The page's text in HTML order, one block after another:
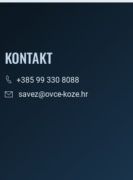
KONTAKT
+385 99 330 8088
savez@ovce-koze.hr